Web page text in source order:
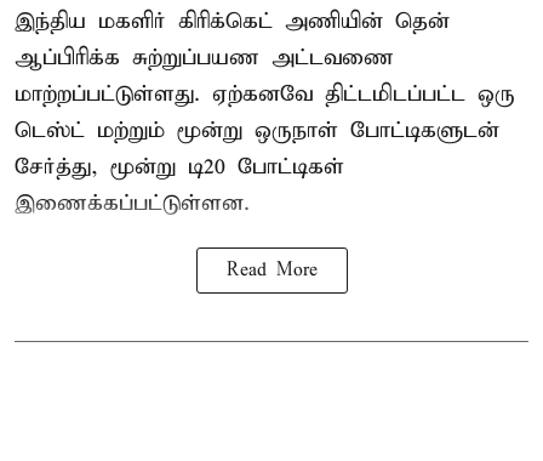
இந்திய மகளிர் கிரிக்கெட் அணியின் தென்
ஆப்பிரிக்க சுற்றுப்பயண அட்டவணை
மாற்றப்பட்டுள்ளது. ஏற்கனவே திட்டமிடப்பட்ட ஒரு
டெஸ்ட் மற்றும் மூன்று ஒருநாள் போட்டிகளுடன்
சேர்த்து, மூன்று டி20 போட்டிகள்
இணைக்கப்பட்டுள்ளன.
Read More